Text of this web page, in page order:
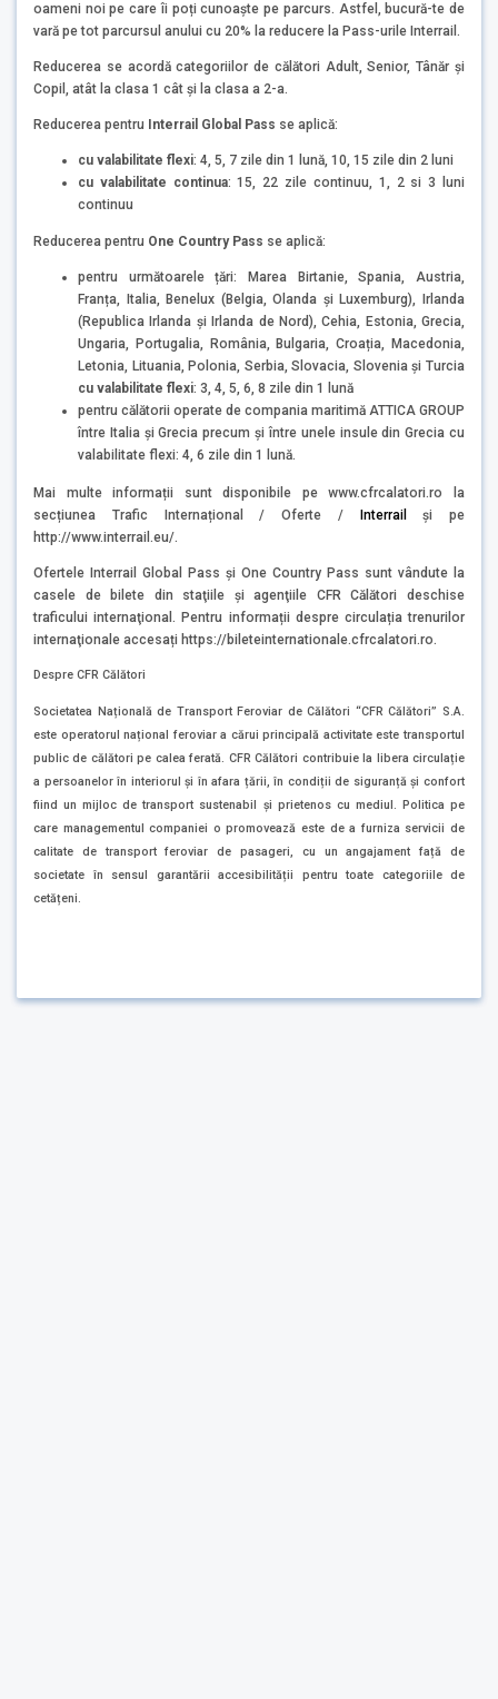
oameni noi pe care îi poți cunoaște pe parcurs. Astfel, bucură-te de
vară pe tot parcursul anului cu 20% la reducere la Pass-urile Interrail.
Reducerea se acordă categoriilor de călători Adult, Senior, Tânăr și
Copil, atât la clasa 1 cât și la clasa a 2-a.
Reducerea pentru Interrail Global Pass se aplică:
cu valabilitate flexi: 4, 5, 7 zile din 1 lună, 10, 15 zile din 2 luni
cu valabilitate continua: 15, 22 zile continuu, 1, 2 si 3 luni
continuu
Reducerea pentru One Country Pass se aplică:
pentru următoarele țări: Marea Birtanie, Spania, Austria,
Franța, Italia, Benelux (Belgia, Olanda și Luxemburg), Irlanda
(Republica Irlanda și Irlanda de Nord), Cehia, Estonia, Grecia,
Ungaria, Portugalia, România, Bulgaria, Croația, Macedonia,
Letonia, Lituania, Polonia, Serbia, Slovacia, Slovenia și Turcia
cu valabilitate flexi: 3, 4, 5, 6, 8 zile din 1 lună
pentru călătorii operate de compania maritimă ATTICA GROUP
între Italia și Grecia precum și între unele insule din Grecia cu
valabilitate flexi: 4, 6 zile din 1 lună.
Mai multe informații sunt disponibile pe www.cfrcalatori.ro la
secțiunea Trafic Internațional / Oferte / Interrail
și pe
http://www.interrail.eu/.
Ofertele Interrail Global Pass și One Country Pass sunt vândute la
casele de bilete din staţiile şi agenţiile CFR Călători deschise
traficului internaţional. Pentru informații despre circulația trenurilor
internaţionale accesați https://bileteinternationale.cfrcalatori.ro.
Despre CFR Călători
Societatea Națională de Transport Feroviar de Călători “CFR Călători” S.A.
este operatorul național feroviar a cărui principală activitate este transportul
public de călători pe calea ferată. CFR Călători contribuie la libera circulație
a persoanelor în interiorul și în afara țării, în condiții de siguranță și confort
fiind un mijloc de transport sustenabil și prietenos cu mediul. Politica pe
care managementul companiei o promovează este de a furniza servicii de
calitate de transport feroviar de pasageri, cu un angajament față de
societate în sensul garantării accesibilității pentru toate categoriile de
cetățeni.